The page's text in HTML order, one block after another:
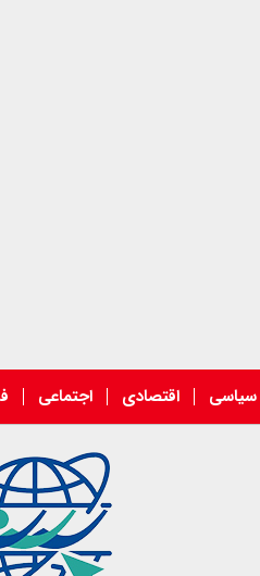
سیاسی اقتصادی اجتماعی